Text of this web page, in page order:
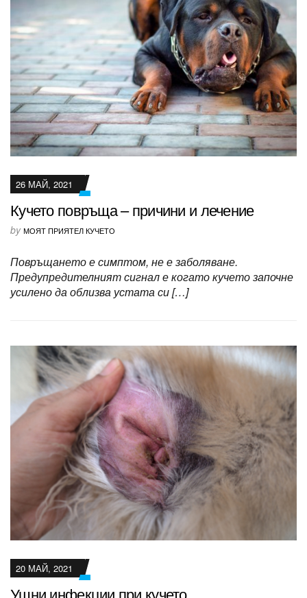
26 МАЙ, 2021
Кучето повръща – причини и лечение
by МОЯТ ПРИЯТЕЛ КУЧЕТО
Повръщането е симптом, не е заболяване.
Предупредителният сигнал е когато кучето започне
усилено да облизва устата си […]
20 МАЙ, 2021
Ушни инфекции при кучето